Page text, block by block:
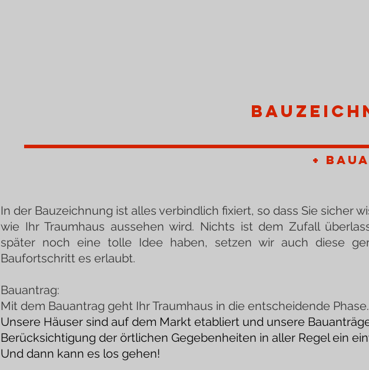
In der Bauzeichnung ist alles verbindlich fixiert, so dass Sie sicher
wie Ihr Traumhaus aussehen wird. Nichts ist dem Zufall
später noch eine tolle Idee haben, setzen wir auch diese
Baufortschritt es erlaubt.
Bauantrag:
Mit dem Bauantrag geht Ihr Traumhaus in die entscheidende Phase.
Unsere Häuser sind auf dem Markt etabliert und unsere
Berücksichtigung der örtlichen Gegebenheiten in aller Regel ein
Und dann kann es los gehen!
+